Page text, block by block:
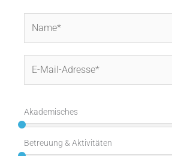
Mail-
Akademisches
Betreuung & Aktivitäten